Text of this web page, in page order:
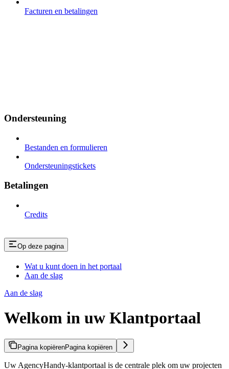
Facturen en betalingen
Ondersteuning
Bestanden en formulieren
Ondersteuningstickets
Betalingen
Credits
Op deze pagina
Wat u kunt doen in het portaal
Aan de slag
Aan de slag
Welkom in uw Klantportaal
Pagina kopiërenPagina kopiëren
Uw AgencyHandy-klantportaal is de centrale plek om uw projecten